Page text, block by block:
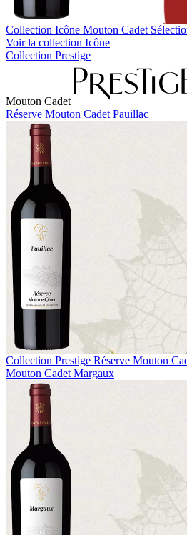
Collection Icône Mouton Cadet
Voir la collection Icône
Collection Prestige
Mouton Cadet
Réserve Mouton Cadet Pauillac
Collection Prestige Réserve Mouton
Mouton Cadet Margaux